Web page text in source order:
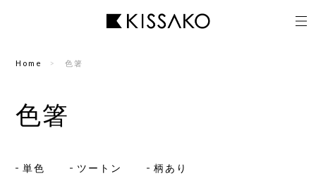
Home 色箸
色箸
単色 ツートン 柄あり